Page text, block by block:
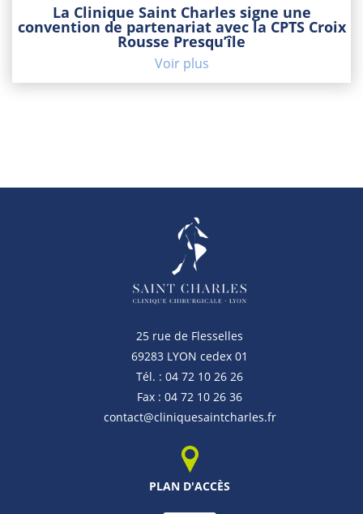
La Clinique Saint Charles signe une
convention de partenariat avec la CPTS Croix
Rousse Presqu’île
Voir plus
25 rue de Flesselles
69283 LYON cedex 01
Tél. : 04 72 10 26 26
Fax : 04 72 10 26 36
contact@cliniquesaintcharles.fr
PLAN D'ACCÈS